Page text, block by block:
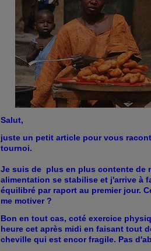
Salut,
juste un petit article pour vous
tournoi.
Je suis de plus en plus contente de
alimentation se stabilise et j'arrive à
équilibré par raport au premier jour.
me motiver ?
Bon en tout cas, coté exercice
heure cet après midi en faisant tout
cheville qui est encor fragile. Pas